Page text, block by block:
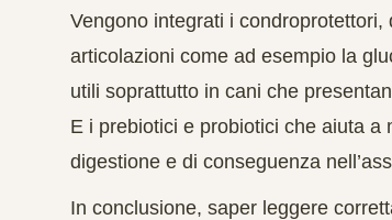
Vengono integrati i
articolazioni come ad esempio la
utili soprattutto in cani che
E i prebiotici e probiotici che aiuta a
digestione e di conseguenza
In conclusione, saper leggere